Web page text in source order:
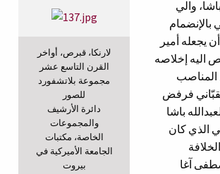
لارنكا، قبرص، أواخر
القرن التاسع عشر
مجموعة بلاتشفورد
للصور
دائرة الأرشيف
والمجموعات
الخاصة، مكتبات
الجامعة الأميركية في
بيروت
والي
بالإنضمام
يجعله أمير
اليه إخلاصه
المناصب
فرفض
باشا
الذي كان
آغا